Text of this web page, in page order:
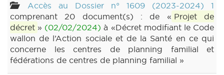
Accès au Dossier n° 1609 (2023-2024) 1
comprenant 20 document(s) : de « Projet de
décret » (02/02/2024) à «Décret modifiant le Code
wallon de l’Action sociale et de la Santé en ce qui
concerne les centres de planning familial et
fédérations de centres de planning familial »